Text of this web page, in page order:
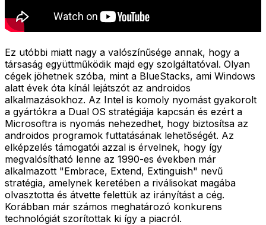
Ez utóbbi miatt nagy a valószínűsége annak, hogy a
társaság együttműködik majd egy szolgáltatóval. Olyan
cégek jöhetnek szóba, mint a BlueStacks, ami Windows
alatt évek óta kínál lejátszót az androidos
alkalmazásokhoz. Az Intel is komoly nyomást gyakorolt
a gyártókra a Dual OS stratégiája kapcsán és ezért a
Microsoftra is nyomás nehezedhet, hogy biztosítsa az
androidos programok futtatásának lehetőségét. Az
elképzelés támogatói azzal is érvelnek, hogy így
megvalósítható lenne az 1990-es években már
alkalmazott "Embrace, Extend, Extinguish" nevű
stratégia, amelynek keretében a riválisokat magába
olvasztotta és átvette felettük az irányítást a cég.
Korábban már számos meghatározó konkurens
technológiát szorítottak ki így a piacról.